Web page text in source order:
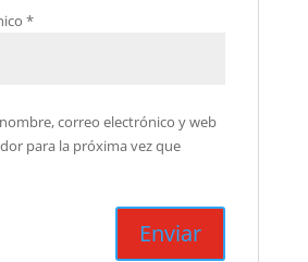
*
correo electrónico y web
para la próxima vez que